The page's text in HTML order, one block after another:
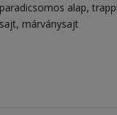
paradicsomos alap
sajt márványsajt